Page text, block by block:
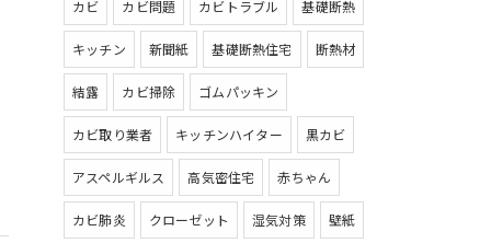
カビ カビ問題 カビトラブル 基礎断熱
キッチン 新聞紙 基礎断熱住宅 断熱材
結露 カビ掃除 ゴムパッキン
カビ取り業者 キッチンハイター 黒カビ
アスペルギルス 高気密住宅 赤ちゃん
カビ肺炎 クローゼット 湿気対策 壁紙